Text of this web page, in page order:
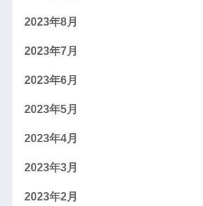
2023年8月
2023年7月
2023年6月
2023年5月
2023年4月
2023年3月
2023年2月